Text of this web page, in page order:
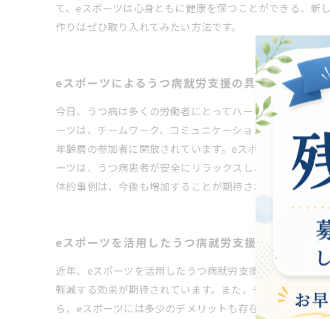
て、eスポーツは心身ともに健康を保つことができる、新
作りはぜひ取り入れてみたい方法です。
eスポーツによるうつ病就労支援の具体的事例
今日、うつ病は多くの労働者にとってハードルとなって
ーツは、チームワーク、コミュニケーション、創造性、
年齢層の参加者に開放されています。eスポーツを通じて
ーツは、うつ病患者が安全にリラックスし、ストレスを
体的事例は、今後も増加することが期待されます。
eスポーツを活用したうつ病就労支援のメリットと
近年、eスポーツを活用したうつ病就労支援が注目を集め
軽減する効果が期待されています。また、チームプレイ
ら、eスポーツには多少のデメリットも存在します。例